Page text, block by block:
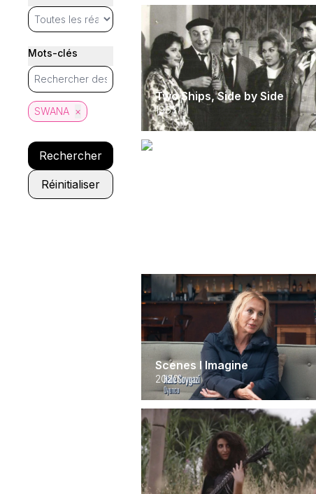
Mots-clés
SWANA ×
Rechercher
Réinitialiser
Two Ships, Side by Side
1963
Scenes I Imagine
2020